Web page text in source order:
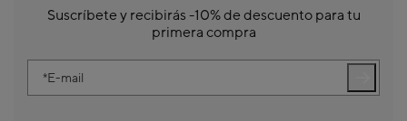
Suscríbete y recibirás -10% de descuento para tu
primera compra
E-mail